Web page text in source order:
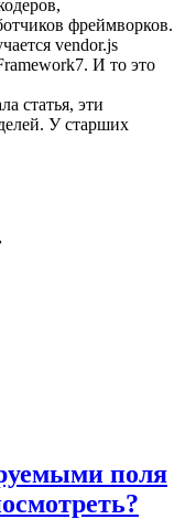
фреймворков.
vendor.js
И то это
статья, эти
У старших
поля